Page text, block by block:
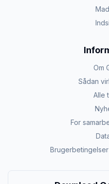
Om
Sådan
Alle
For